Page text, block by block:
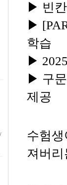
▶ 빈
▶
학습
▶
▶ 구
제공
수험
져버리